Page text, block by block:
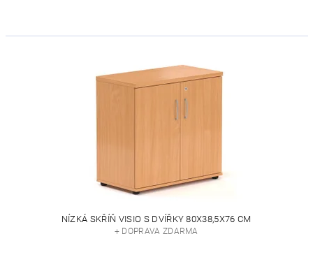
NÍZKÁ SKŘÍŇ VISIO S DVÍŘKY 80X38,5X76 CM
+ DOPRAVA ZDARMA